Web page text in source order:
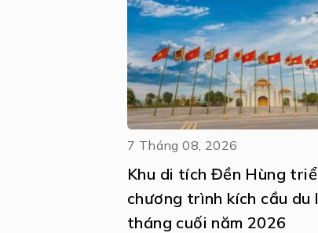
7 Tháng 08, 2026
Khu di tích Đền Hùng
chương trình kích cầu du
tháng cuối năm 2026